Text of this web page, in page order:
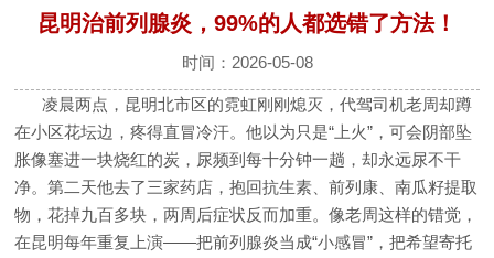
昆明治前列腺炎，99%的人都选错了方法！
时间：2026-05-08
凌晨两点，昆明北市区的霓虹刚刚熄灭，代驾司机老周却蹲
在小区花坛边，疼得直冒冷汗。他以为只是“上火”，可会阴部坠
胀像塞进一块烧红的炭，尿频到每十分钟一趟，却永远尿不干
净。第二天他去了三家药店，抱回抗生素、前列康、南瓜籽提取
物，花掉九百多块，两周后症状反而加重。像老周这样的错觉，
在昆明每年重复上演——把前列腺炎当成“小感冒”，把希望寄托